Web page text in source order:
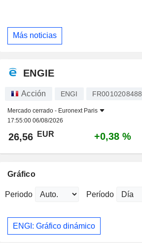
Más noticias
ENGIE
Acción ENGI FR0010208488
Mercado cerrado - Euronext Paris
17:55:00 06/08/2026
26,56 EUR +0,38 %
Gráfico
Periodo Período
ENGI: Gráfico dinámico